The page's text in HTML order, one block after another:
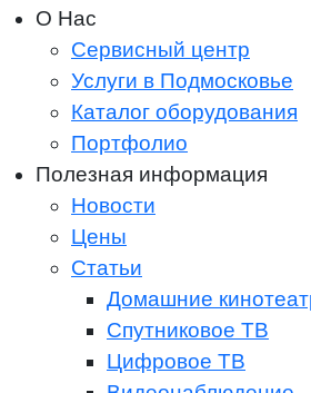
О Нас
Сервисный центр
Услуги в Подмосковье
Каталог оборудования
Портфолио
Полезная информация
Новости
Цены
Статьи
Домашние
Спутниковое ТВ
Цифровое ТВ